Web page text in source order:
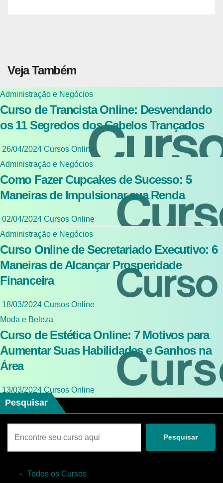
Veja Também
Administração e Negócios
Curso de Trancista Online: Desvendando
os 11 Segredos dos Cabelos Trançados
26/04/2024 Cursos Online
Administração e Negócios
Como Fazer Cupcakes de Sucesso: 5
Maneiras de Impulsionar sua Renda
02/04/2024 Cursos Online
Administração e Negócios
Curso Online de Secretariado Executivo: 6
Maneiras de Alcançar Prosperidade
Financeira
18/03/2024 Cursos Online
Moda e Beleza
Curso de Estética Online: 7 Motivos para
Aumentar Suas Habilidades e Ganhos na
Área
13/03/2024 Cursos Online
Pesquisar
Pesquisar
Todos os Cursos